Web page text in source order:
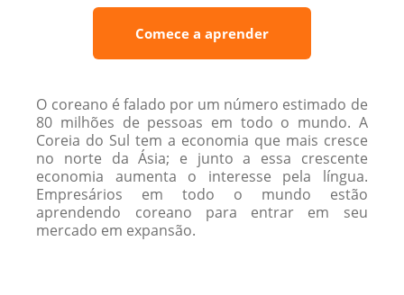
Comece a aprender
O coreano é falado por um número estimado de
80 milhões de pessoas em todo o mundo. A
Coreia do Sul tem a economia que mais cresce
no norte da Ásia; e junto a essa crescente
economia aumenta o interesse pela língua.
Empresários em todo o mundo estão
aprendendo coreano para entrar em seu
mercado em expansão.